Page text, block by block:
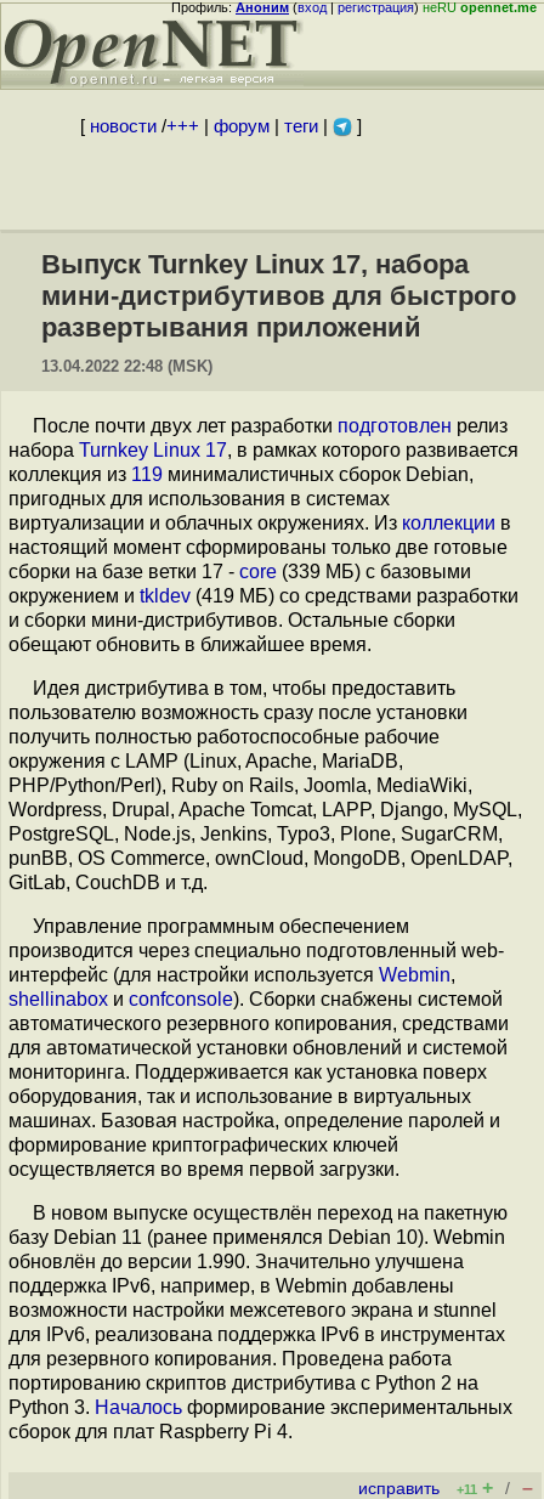
Профиль:Аноним(вход|регистрация)неRUopennet.me
[ новости/+++ форум| теги| ]
Выпуск Turnkey Linux 17, набора
мини-дистрибутивов для быстрого
развертывания приложений
13.04.2022 22:48 (MSK)
После почти двух лет разработки подготовлен релиз
набора Turnkey Linux 17, в рамках которого развивается
коллекция из 119 минималистичных сборок Debian,
пригодных для использования в системах
виртуализации и облачных окружениях. Из коллекции в
настоящий момент сформированы только две готовые
сборки на базе ветки 17 - core (339 МБ) с базовыми
окружением и tkldev (419 МБ) со средствами разработки
и сборки мини-дистрибутивов. Остальные сборки
обещают обновить в ближайшее время.
Идея дистрибутива в том, чтобы предоставить
пользователю возможность сразу после установки
получить полностью работоспособные рабочие
окружения с LAMP (Linux, Apache, MariaDB,
PHP/Python/Perl), Ruby on Rails, Joomla, MediaWiki,
Wordpress, Drupal, Apache Tomcat, LAPP, Django, MySQL,
PostgreSQL, Node.js, Jenkins, Typo3, Plone, SugarCRM,
punBB, OS Commerce, ownCloud, MongoDB, OpenLDAP,
GitLab, CouchDB и т.д.
Управление программным обеспечением
производится через специально подготовленный web-
интерфейс (для настройки используется Webmin,
shellinabox и confconsole). Сборки снабжены системой
автоматического резервного копирования, средствами
для автоматической установки обновлений и системой
мониторинга. Поддерживается как установка поверх
оборудования, так и использование в виртуальных
машинах. Базовая настройка, определение паролей и
формирование криптографических ключей
осуществляется во время первой загрузки.
В новом выпуске осуществлён переход на пакетную
базу Debian 11 (ранее применялся Debian 10). Webmin
обновлён до версии 1.990. Значительно улучшена
поддержка IPv6, например, в Webmin добавлены
возможности настройки межсетевого экрана и stunnel
для IPv6, реализована поддержка IPv6 в инструментах
для резервного копирования. Проведена работа
портированию скриптов дистрибутива с Python 2 на
Python 3. Началось формирование экспериментальных
сборок для плат Raspberry Pi 4.
исправить +11 + / –